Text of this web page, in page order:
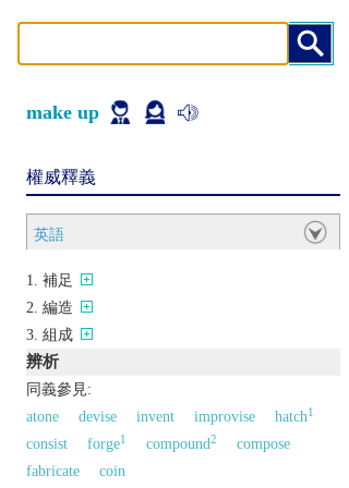
make up
權威釋義
英語
補足
編造
組成
辨析
同義參見:
atone
devise invent improvise hatch1
consist forge1 compound2
compose
fabricate
coin